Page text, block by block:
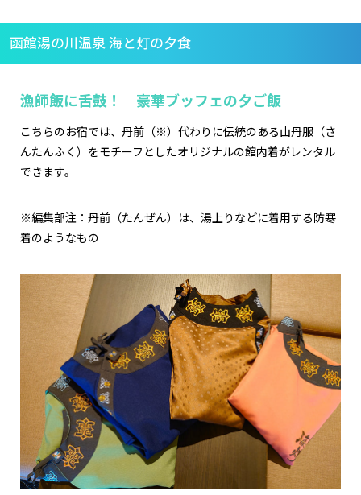
函館湯の川温泉 海と灯の夕食
漁師飯に舌鼓！ 豪華ブッフェの夕ご飯
こちらのお宿では、丹前（※）代わりに伝統のある山丹服（さ
んたんふく）をモチーフとしたオリジナルの館内着がレンタル
できます。
※編集部注：丹前（たんぜん）は、湯上りなどに着用する防寒
着のようなもの